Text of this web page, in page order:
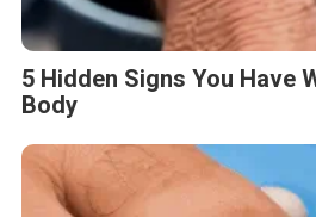
5 Hidden Signs You Have
Body